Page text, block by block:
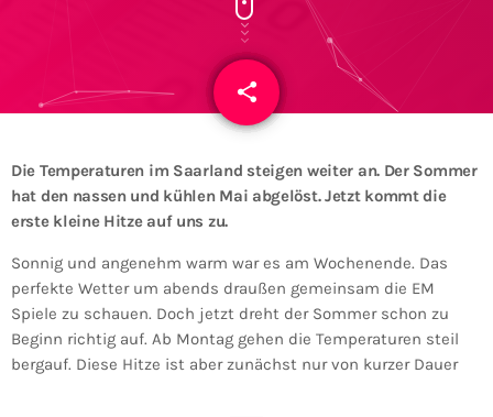
share
email
Die Temperaturen im Saarland steigen weiter an. Der Sommer
hat den nassen und kühlen Mai abgelöst. Jetzt kommt die
erste kleine Hitze auf uns zu.
Sonnig und angenehm warm war es am Wochenende. Das
perfekte Wetter um abends draußen gemeinsam die EM
Spiele zu schauen. Doch jetzt dreht der Sommer schon zu
Beginn richtig auf. Ab Montag gehen die Temperaturen steil
bergauf. Diese Hitze ist aber zunächst nur von kurzer Dauer